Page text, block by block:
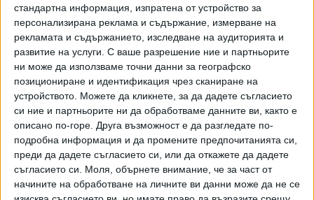
стандартна информация, изпратена от устройство за
персонализирана реклама и съдържание, измерване на
рекламата и съдържанието, изследване на аудиторията и
развитие на услуги. С ваше разрешение ние и партньорите
ни може да използваме точни данни за географско
позициониране и идентификация чрез сканиране на
устройството. Можете да кликнете, за да дадете съгласието
си ние и партньорите ни да обработваме данните ви, както е
описано по-горе. Друга възможност е да разгледате по-
подробна информация и да промените предпочитанията си,
преди да дадете съгласието си, или да откажете да дадете
съгласието си. Моля, обърнете внимание, че за част от
начините на обработване на личните ви данни може да не се
Хавайската Богородица заплака с фентанилови сълзи
Видео Разгледай всички